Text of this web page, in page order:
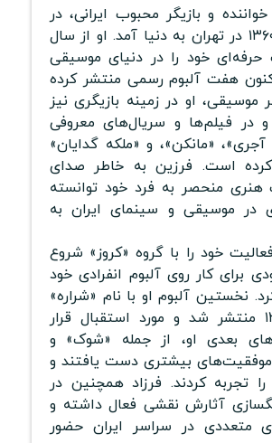
و بازیگر محبوب ایرانی، در
تاریخ ۳ تیر ۱۳۶۰ در تهران به دنیا آمد. او از سال
حرفه‌ای خود را در دنیای موسیقی
هفت آلبوم رسمی منتشر کرده
موسیقی، او در زمینه بازیگری نیز
و در فیلم‌ها و سریال‌های معروفی
آجری»، «مانکن»، و «ملکه گدایان»
است. فرزین به خاطر صدای
منحصر به فرد خود توانسته
در موسیقی و سینمای ایران به
خود را با گروه «کروز» شروع
برای کار روی آلبوم انفرادی خود
نخستین آلبوم او با نام «شراره»
در سال ۱۳۸۳ منتشر شد و مورد استقبال قرار
بعدی او، از جمله «شوک» و
بیشتری دست یافتند و
تجربه کردند. فرزاد همچنین در
آثارش نقشی فعال داشته و
متعددی در سراسر ایران حضور